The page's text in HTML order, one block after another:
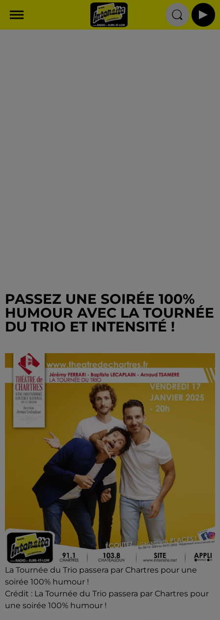
PASSEZ UNE SOIRÉE 100%
HUMOUR AVEC LA TOURNÉE
DU TRIO ET INTENSITÉ !
La Tournée du Trio passera par Chartres pour une
soirée 100% humour !
Crédit : La Tournée du Trio passera par Chartres pour
une soirée 100% humour !